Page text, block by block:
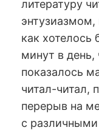
литературу
энтузиазмом,
как хотелось
минут в день,
показалось
читал-читал,
перерыв на
с